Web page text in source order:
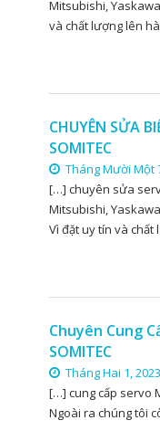
Mitsubishi,
và chất lượng lên
CHUYÊN SỬA
SOMITEC
Tháng Mười Một
[…] chuyên sửa
Mitsubishi,
Vì đặt uy tín và
Chuyên Cung
SOMITEC
Tháng Hai 1,
[…] cung cấp servo
Ngoài ra chúng tôi